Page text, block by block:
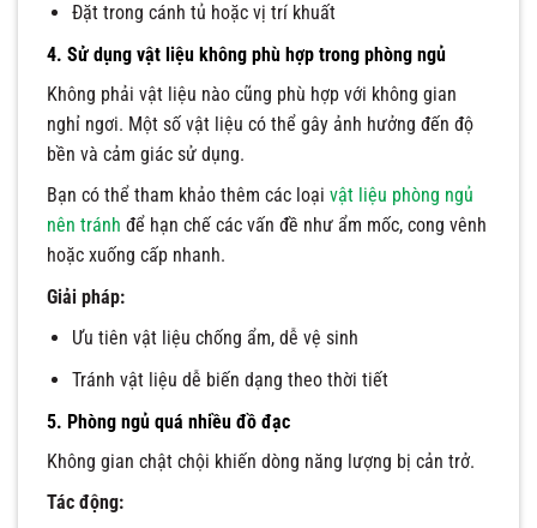
Đặt trong cánh tủ hoặc vị trí khuất
4. Sử dụng vật liệu không phù hợp trong phòng ngủ
Không phải vật liệu nào cũng phù hợp với không gian
nghỉ ngơi. Một số vật liệu có thể gây ảnh hưởng đến độ
bền và cảm giác sử dụng.
Bạn có thể tham khảo thêm các loại vật liệu phòng ngủ
nên tránh để hạn chế các vấn đề như ẩm mốc, cong vênh
hoặc xuống cấp nhanh.
Giải pháp:
Ưu tiên vật liệu chống ẩm, dễ vệ sinh
Tránh vật liệu dễ biến dạng theo thời tiết
5. Phòng ngủ quá nhiều đồ đạc
Không gian chật chội khiến dòng năng lượng bị cản trở.
Tác động: